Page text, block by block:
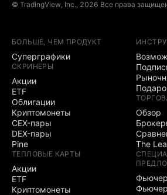
© TradingView, Inc., 2026 Все права
БОЛЬШЕ, ЧЕМ ПРОДУКТ
Суперграфики
СКРИНЕРЫ
Акции
ETF
Облигации
Криптомонеты
CEX-пары
DEX-пары
Pine
ТЕПЛОВЫЕ КАРТЫ
Акции
ETF
Криптомонеты
Обзор
The